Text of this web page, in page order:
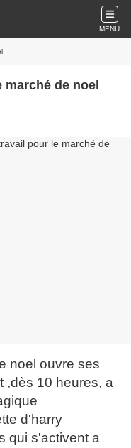
MENU
de noel
noel ouvre ses
,dès 10 heures, a
d'harry
qui s'activent a